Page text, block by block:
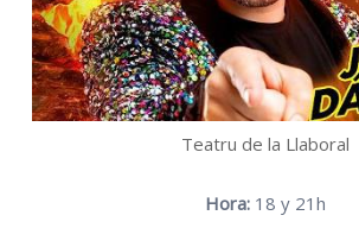
Teatru de la Llaboral
Hora: 18 y 21h